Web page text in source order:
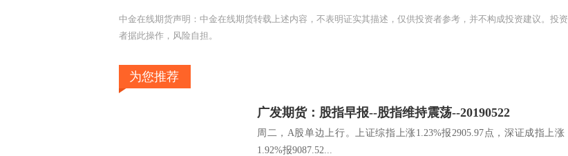
中金在线期货声明：中金在线期货转载上述内容，不表明证实其描述，仅供投资者参考，并不构成投资建议。投资
者据此操作，风险自担。
为您推荐
广发期货：股指早报--股指维持震荡--20190522
周二，A股单边上行。上证综指上涨1.23%报2905.97点，深证成指上涨
1.92%报9087.52...